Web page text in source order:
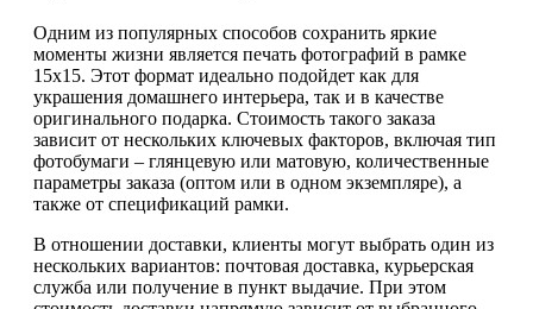
Одним из популярных способов сохранить яркие
моменты жизни является печать фотографий в рамке
15х15. Этот формат идеально подойдет как для
украшения домашнего интерьера, так и в качестве
оригинального подарка. Стоимость такого заказа
зависит от нескольких ключевых факторов, включая тип
фотобумаги – глянцевую или матовую, количественные
параметры заказа (оптом или в одном экземпляре), а
также от спецификаций рамки.
В отношении доставки, клиенты могут выбрать один из
нескольких вариантов: почтовая доставка, курьерская
служба или получение в пункт выдачие. При этом